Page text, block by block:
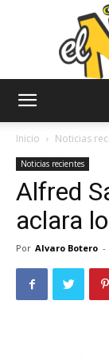
Inicio Noticias
Noticias recientes
Alfred
aclara
Por Alvaro Botero -